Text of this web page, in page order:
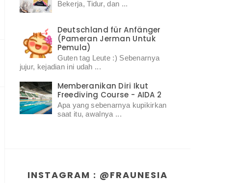
Bekerja, Tidur, dan ...
Deutschland für Anfänger
(Pameran Jerman Untuk
Pemula)
Guten tag Leute :) Sebenarnya
jujur, kejadian ini udah ...
Memberanikan Diri Ikut
Freediving Course - AIDA 2
Apa yang sebenarnya kupikirkan
saat itu, awalnya ...
INSTAGRAM : @FRAUNESIA